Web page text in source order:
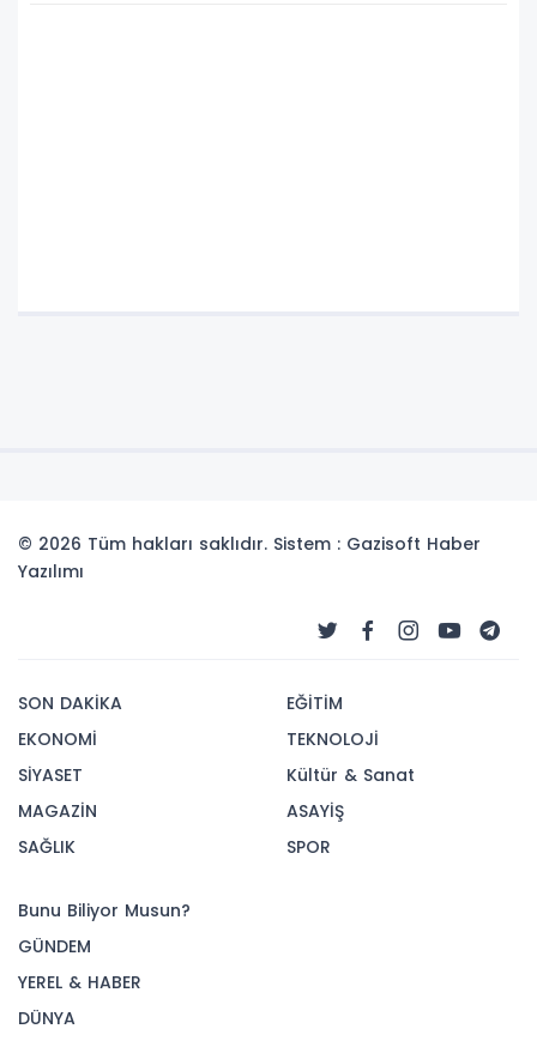
© 2026 Tüm hakları saklıdır. Sistem : Gazisoft Haber
Yazılımı
SON DAKİKA
EKONOMİ
SİYASET
MAGAZİN
SAĞLIK
EĞİTİM
TEKNOLOJİ
Kültür & Sanat
ASAYİŞ
SPOR
Bunu Biliyor Musun?
GÜNDEM
YEREL & HABER
DÜNYA